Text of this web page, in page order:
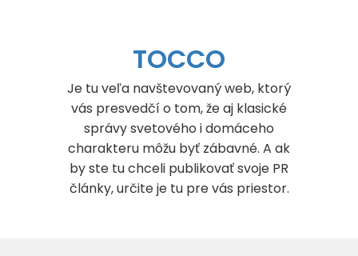
TOCCO
Je tu veľa navštevovaný web, ktorý
vás presvedčí o tom, že aj klasické
správy svetového i domáceho
charakteru môžu byť zábavné. A ak
by ste tu chceli publikovať svoje PR
články, určite je tu pre vás priestor.